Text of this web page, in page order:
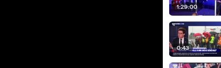
1:29:00
0:43